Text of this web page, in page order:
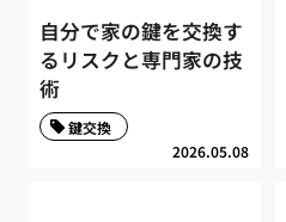
自分で家の鍵を交換す
るリスクと専門家の技
術
2026.05.08
鍵交換